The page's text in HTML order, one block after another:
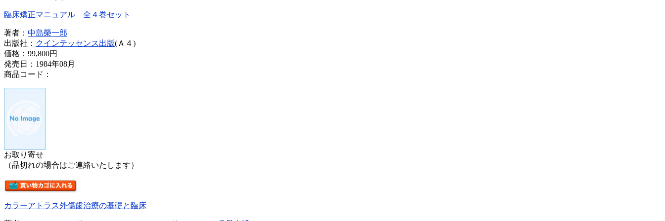
臨床矯正マニュアル 全４巻セット
著者： 中島榮一郎
出版社： クインテッセンス出版(Ａ４)
価格： 99,800円
発売日：1984年08月
商品コード：
お取り寄せ
（品切れの場合はご連絡いたします）
カラーアトラス外傷歯治療の基礎と臨床